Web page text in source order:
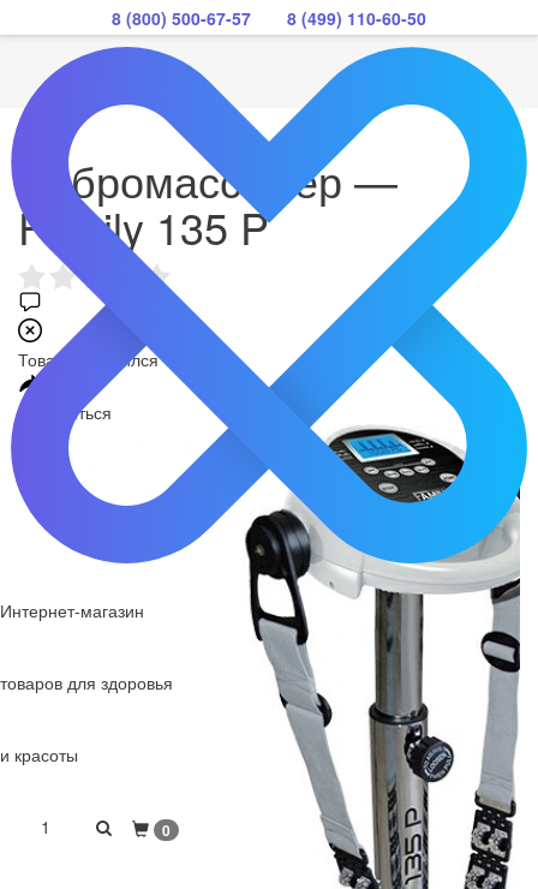
8 (800) 500-67-57 8 (499) 110-60-50
Интернет-магазин
товаров для здоровья
и красоты
1 0
Вибромассажер —
Family 135 P
Товар закончился
Поделиться